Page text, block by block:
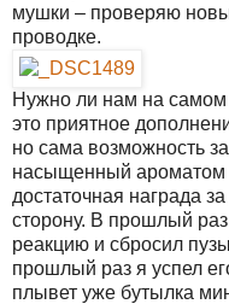
мушки – проверяю
проводке.
Нужно ли нам на
это приятное
но сама возможность
насыщенный ароматом
достаточная награда
сторону. В прошлый
реакцию и сбросил
прошлый раз я успел
плывет уже бутылка